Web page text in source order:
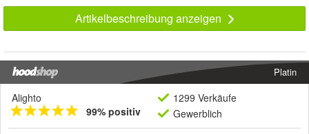
Artikelbeschreibung anzeigen
Platin
Alighto
99% positiv
1299 Verkäufe
Gewerblich